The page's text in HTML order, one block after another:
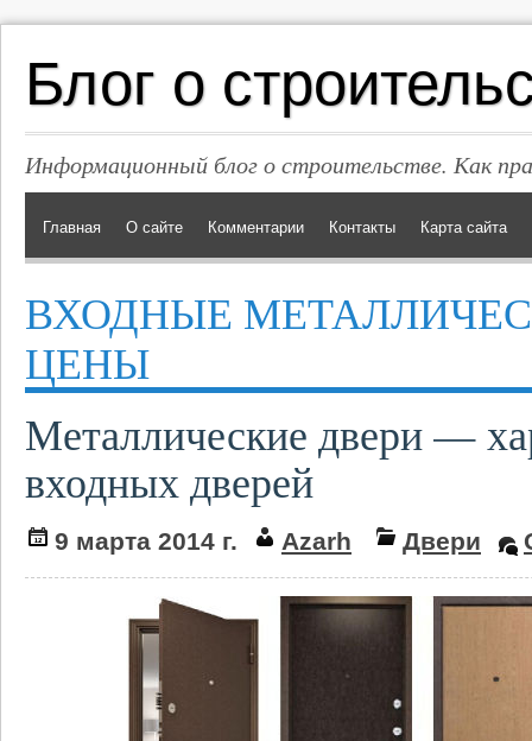
Блог о
Информационный блог о строительстве. Как
Главная О сайте Комментарии Контакты Карта сайта
ВХОДНЫЕ
ЦЕНЫ
Металлические двери —
входных дверей
9 марта 2014 г. Azarh Двери